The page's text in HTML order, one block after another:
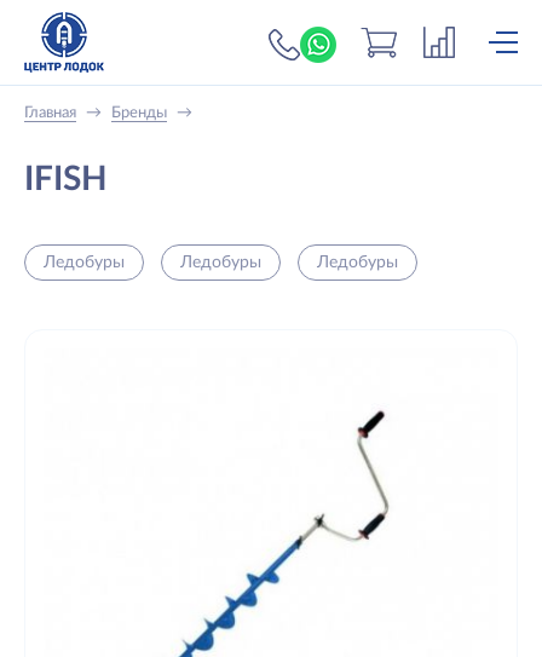
+7 (919) 698-56-
Главная → Бренды →
IFISH
Ледобуры Ледобуры Ледобуры